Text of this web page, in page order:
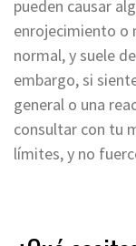
pueden causar
enrojecimiento o
normal, y suele
embargo, si
general o una
consultar con tu
límites, y no